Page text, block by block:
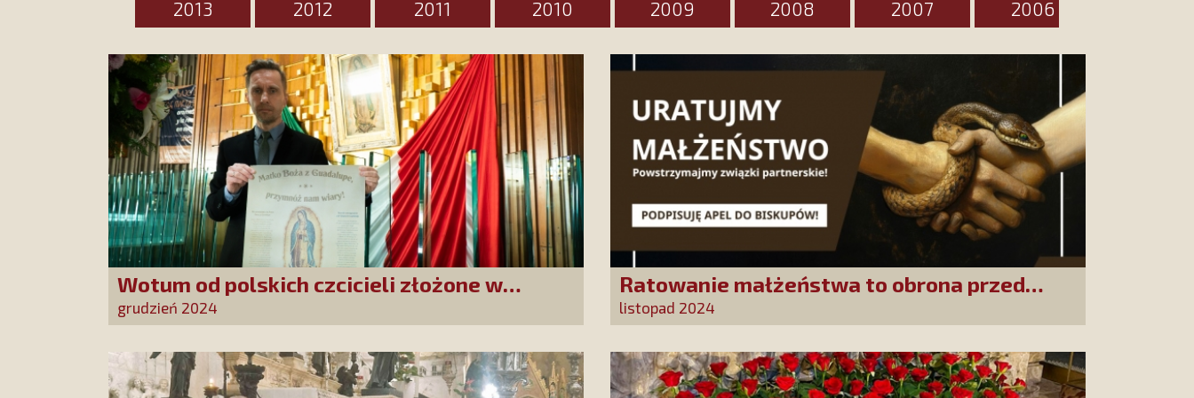
2013
2012 2011 2010 2009 2008 2007 2006
Wotum od polskich czcicieli złożone w
Guadalupe
grudzień 2024
Ratowanie małżeństwa to obrona przed
upadkiem cywilizacyjnym. Podpisujmy list do
biskupów polskich!
listopad 2024